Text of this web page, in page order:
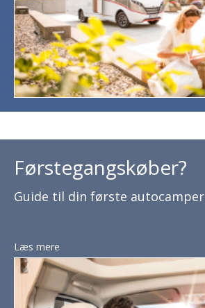
Førstegangskøber?
Guide til din første autocamper
Læs mere